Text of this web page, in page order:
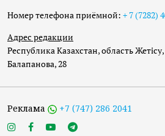
Номер телефона приёмной: + 7 (7282)
Адрес редакции
Республика Казахстан, область
Балапанова, 28
Реклама +7 (747) 286 2041